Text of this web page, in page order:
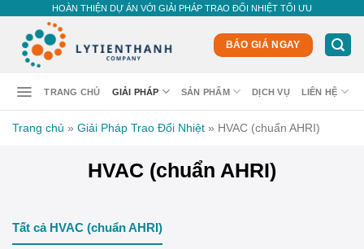
to
content
HOÀN THIỆN DỰ ÁN VỚI GIẢI PHÁP TRAO ĐỔI NHIỆT TỐI ƯU
BÁO GIÁ NGAY
TRANG CHỦ GIẢI PHÁP SẢN PHẨM DỊCH VỤ LIÊN HỆ
Trang chủ » Giải Pháp Trao Đổi Nhiệt » HVAC (chuẩn AHRI)
HVAC (chuẩn AHRI)
Tất cả HVAC (chuẩn AHRI)